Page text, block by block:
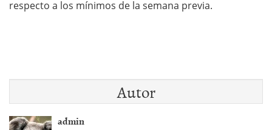
respecto a los mínimos de la semana previa.
Autor
admin